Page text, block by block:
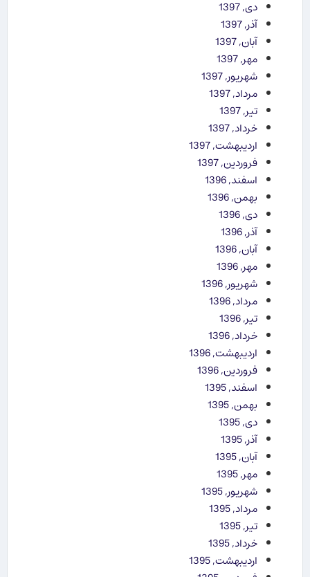
دی, 1397
آذر, 1397
آبان, 1397
مهر, 1397
شهریور, 1397
مرداد, 1397
تیر, 1397
خرداد, 1397
اردیبهشت, 1397
فروردین, 1397
اسفند, 1396
بهمن, 1396
دی, 1396
آذر, 1396
آبان, 1396
مهر, 1396
شهریور, 1396
مرداد, 1396
تیر, 1396
خرداد, 1396
اردیبهشت, 1396
فروردین, 1396
اسفند, 1395
بهمن, 1395
دی, 1395
آذر, 1395
آبان, 1395
مهر, 1395
شهریور, 1395
مرداد, 1395
تیر, 1395
خرداد, 1395
اردیبهشت, 1395